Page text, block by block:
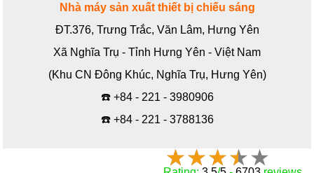
Nhà máy sản xuất thiết bị chiếu sáng
ĐT.376, Trưng Trắc, Văn Lâm, Hưng Yên
Xã Nghĩa Trụ - Tỉnh Hưng Yên - Việt Nam
(Khu CN Đông Khúc, Nghĩa Trụ, Hưng Yên)
☎️ +84 - 221 - 3980906
☎️ +84 - 221 - 3788136